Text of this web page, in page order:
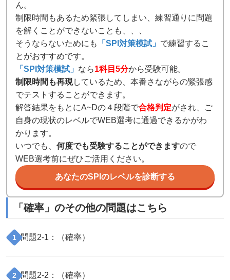
ん。
制限時間もあるため緊張してしまい、練習通りに問題
を解くことができないことも、、、
そうならないためにも
「SPI対策模試」 で練習するこ
とがおすすめです。
「SPI対策模試」 なら1科目5分から受験可能。
制限時間も再現しているため、本番さながらの緊張感
でテストすることができます。
解答結果をもとにA~Dの４段階で合格判定がされ、ご
自身の現状のレベルでWEB選考に通過できるかがわ
かります。
いつでも、 何度でも受験することができますので
WEB選考前にぜひご活用ください。
あなたのSPIのレベルを診断する
「 確率 」のその他の問題はこちら
1 問題2-1 ：（確率）
2 問題2-2 ：（確率）